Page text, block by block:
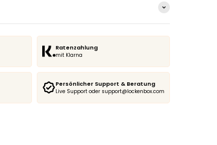
Ratenzahlung
mit Klarna
Persönlicher Support & Beratung
Live Support oder support@lockenbox.com